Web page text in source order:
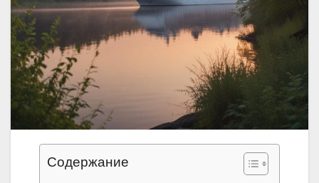
Содержание